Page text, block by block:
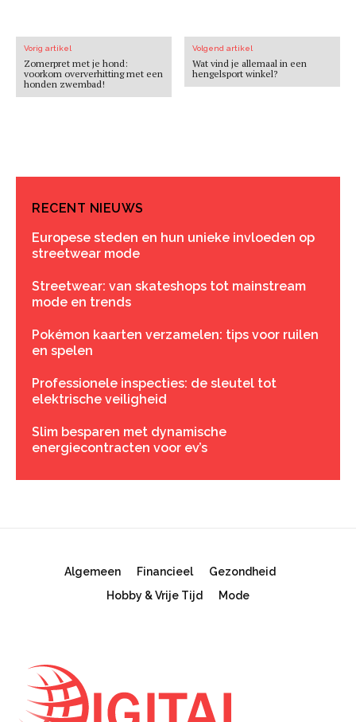
Vorig artikel
Zomerpret met je hond:
voorkom oververhitting met een
honden zwembad!
Volgend artikel
Wat vind je allemaal in een
hengelsport winkel?
RECENT NIEUWS
Europese steden en hun unieke invloeden op
streetwear mode
Streetwear: van skateshops tot mainstream
mode en trends
Pokémon kaarten verzamelen: tips voor ruilen
en spelen
Professionele inspecties: de sleutel tot
elektrische veiligheid
Slim besparen met dynamische
energiecontracten voor ev’s
Algemeen Financieel
Gezondheid
Hobby & Vrije Tijd
Mode